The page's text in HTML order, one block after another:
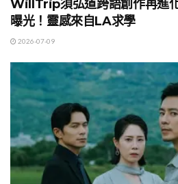
WillTrip須弘道跨語創作再進
曝光！靈感來自LA求學
2026-07-09